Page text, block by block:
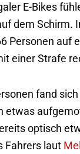
E-Bikes
dem Schirm.
Personen
einer Strafe
fand
etwas
optisch
Fahrers laut